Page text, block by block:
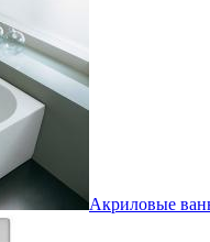
Акриловые